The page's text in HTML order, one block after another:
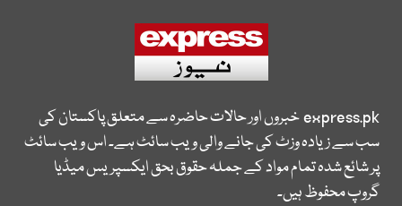
express.pkخبروں اور حالات حاضرہ سے متعلق پاکستان کی
سب سے زیادہ وزٹ کی جانے والی ویب سائٹ ہے۔ اس ویب سائٹ
پر شائع شدہ تمام مواد کے جملہ حقوق بحق ایکسپریس میڈیا
گروپ محفوظ ہیں۔